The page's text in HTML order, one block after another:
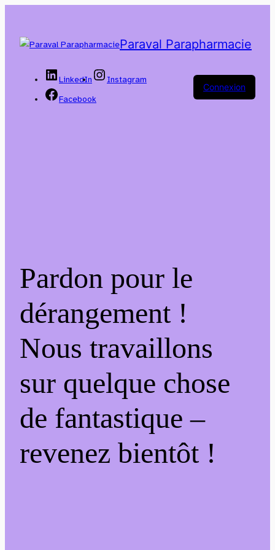
Paraval Parapharmacie
LinkedIn
Instagram
Facebook
Connexion
Pardon pour le
dérangement !
Nous travaillons
sur quelque chose
de fantastique –
revenez bientôt !